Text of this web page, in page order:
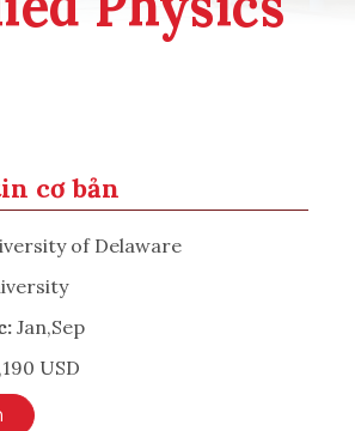
cơ bản
of Delaware
Jan,Sep
USD